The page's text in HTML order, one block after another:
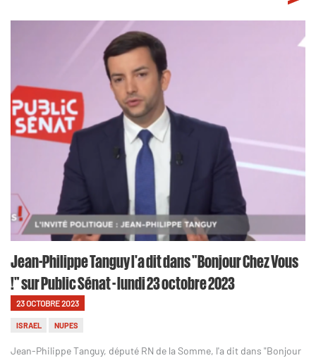
Jean-Philippe Tanguy l'a dit dans "Bonjour Chez Vous
!" sur Public Sénat - lundi 23 octobre 2023
23 OCTOBRE 2023
ISRAEL NUPES
Jean-Philippe Tanguy, député RN de la Somme, l'a dit dans "Bonjour